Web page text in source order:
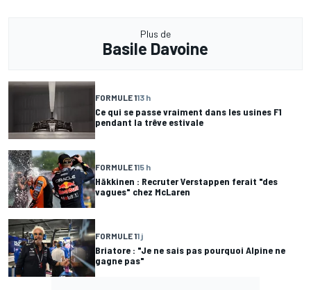
Plus de
Basile Davoine
FORMULE 113 h
Ce qui se passe vraiment dans les usines F1
pendant la trêve estivale
FORMULE 115 h
Häkkinen : Recruter Verstappen ferait "des
vagues" chez McLaren
FORMULE 11 j
Briatore : "Je ne sais pas pourquoi Alpine ne
gagne pas"